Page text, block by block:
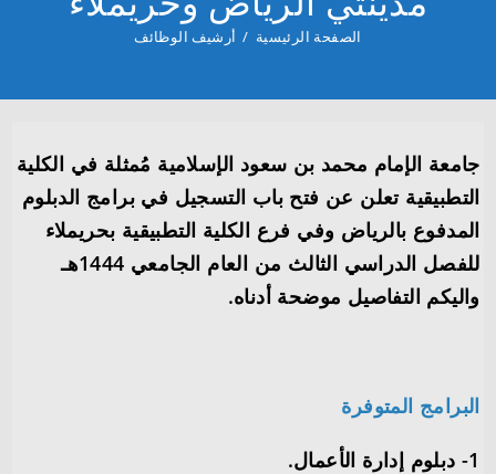
الصفحة الرئيسية / أرشيف الوظائف
جامعة الإمام محمد بن سعود الإسلامية مُمثلة في الكلية
التطبيقية تعلن عن فتح باب التسجيل في برامج الدبلوم
المدفوع بالرياض وفي فرع الكلية التطبيقية بحريملاء
للفصل الدراسي الثالث من العام الجامعي 1444هـ
واليكم التفاصيل موضحة أدناه.
البرامج المتوفرة
1- دبلوم إدارة الأعمال.